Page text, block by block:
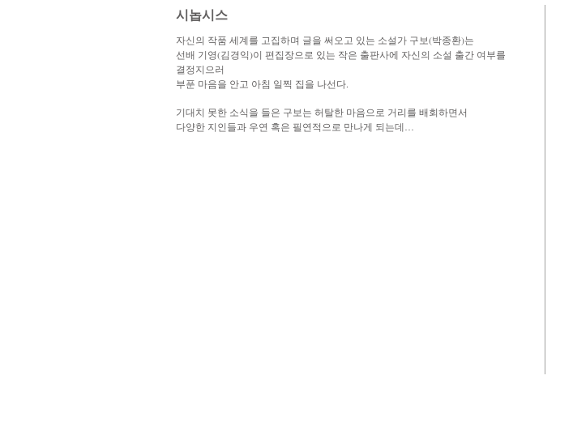
시놉시스
자신의 작품 세계를 고집하며 글을 써오고 있는 소설가 구보(박종환)는
선배 기영(김경익)이 편집장으로 있는 작은 출판사에 자신의 소설 출간 여부를
결정지으러
부푼 마음을 안고 아침 일찍 집을 나선다.
기대치 못한 소식을 들은 구보는 허탈한 마음으로 거리를 배회하면서
다양한 지인들과 우연 혹은 필연적으로 만나게 되는데…